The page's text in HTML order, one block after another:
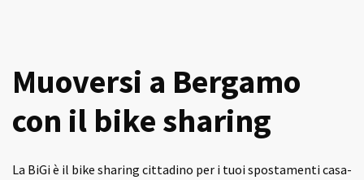
Muoversi a Bergamo
con il bike sharing
La BiGi è il bike sharing cittadino per i tuoi spostamenti casa-